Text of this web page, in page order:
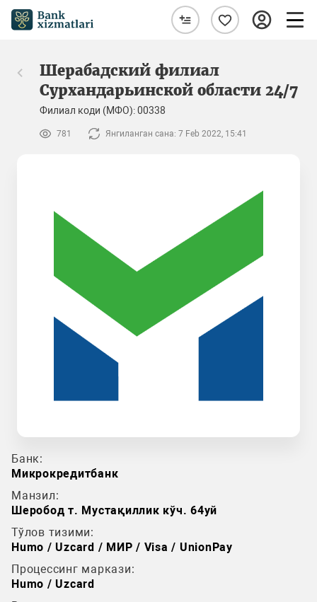
Шерабадский филиал
Сурхандарьинской области 24/7
Филиал коди (МФО): 00338
781 Янгиланган сана: 7 Feb 2022, 15:41
Банк:
Микрокредитбанк
Манзил:
Шеробод т. Мустақиллик кўч. 64уй
Тўлов тизими:
Humo / Uzcard / МИР / Visa / UnionPay
Процессинг маркази:
Humo / Uzcard